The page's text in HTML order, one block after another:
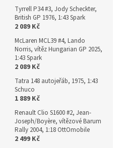
Tyrrell P34 #3, Jody Scheckter,
British GP 1976, 1:43 Spark
2 089 Kč
McLaren MCL39 #4, Lando
Norris, vítěz Hungarian GP 2025,
1:43 Spark
2 089 Kč
Tatra 148 autojeřáb, 1975, 1:43
Schuco
1 889 Kč
Renault Clio S1600 #2, Jean-
Joseph/Boyère, vítězové Barum
Rally 2004, 1:18 OttOmobile
2 499 Kč